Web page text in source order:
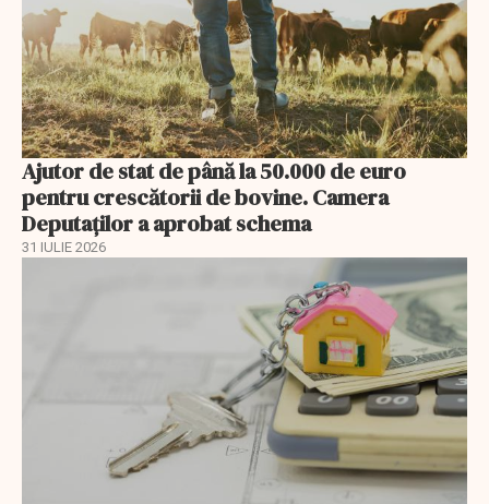
Ajutor de stat de până la 50.000 de euro
pentru crescătorii de bovine. Camera
Deputaților a aprobat schema
31 IULIE 2026